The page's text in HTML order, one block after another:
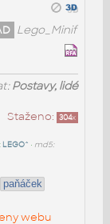
Lego_Minif
Postavy, lidé
Staženo: 304x
LEGO^ • md5:
paňáček
webu